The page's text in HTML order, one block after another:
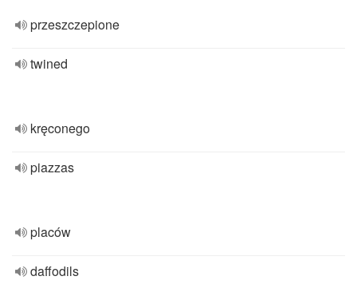
przeszczepione
twined
kręconego
piazzas
placów
daffodils